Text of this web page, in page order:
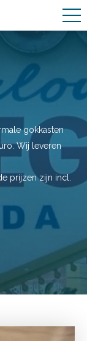
gokkasten
Wij leveren
prijzen zijn incl.